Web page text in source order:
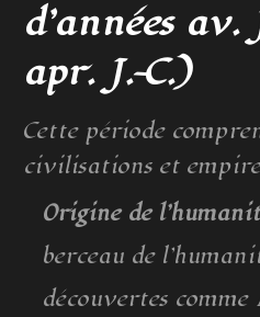
d’années av.
apr. J.-C.)
Cette période
civilisations et
Origine de
berceau de
découvertes comme